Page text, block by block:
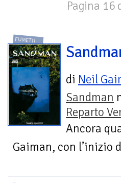
Pagina 16
FUMETTI
di Neil
Sandman
Reparto
Ancora
Gaiman, con l’inizio